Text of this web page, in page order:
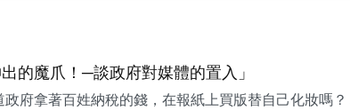
的魔爪！─談政府對媒體的置入」
府拿著百姓納稅的錢，在報紙上買版替自己化妝嗎